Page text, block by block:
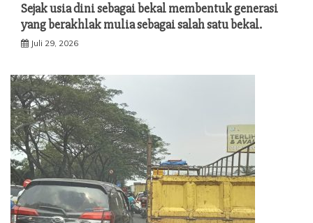
Sejak usia dini sebagai bekal membentuk generasi
yang berakhlak mulia sebagai salah satu bekal.
Juli 29, 2026